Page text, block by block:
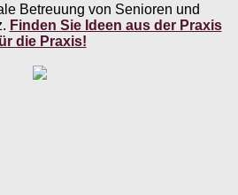
Betreuung von Senioren und
Finden Sie Ideen aus der Praxis
die Praxis!